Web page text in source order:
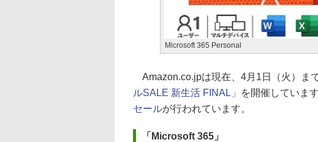
Microsoft 365 Personal
Amazon.co.jpは現在、4月1日（火）ま
ルSALE 新生活 FINAL」
を開催していま
セールが行われています。
「Microsoft 365」